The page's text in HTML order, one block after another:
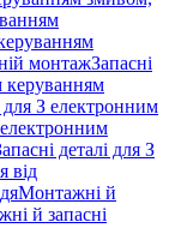
монтажЗапасні
керуванням
для З електронним
деталі для З
від
Монтажні й
й запасні